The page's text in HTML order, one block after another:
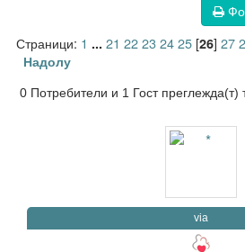
Страници: 1 ... 21 22232425[26] 27
Надолу
0 Потребители и 1 Гост преглежда(т)
via